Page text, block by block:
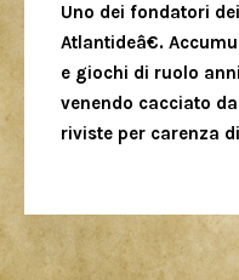
Uno dei fondatori
Atlantideâ€.
e giochi di ruolo
venendo cacciato
riviste per carenza